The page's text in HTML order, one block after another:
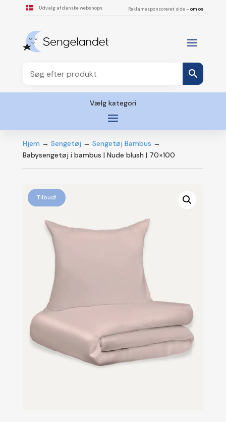
Udvalg af danske webshops Reklamesponsoreret side –om os
Vælg kategori
Hjem → Sengetøj → Sengetøj Bambus →
Babysengetøj i bambus | Nude blush | 70×100
Tilbud!